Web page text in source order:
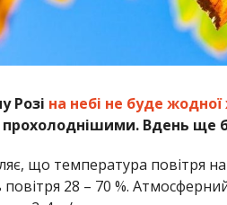
Розі на небі не буде
прохолоднішими. Вдень ще
що температура повітря
повітря 28 – 70 %.